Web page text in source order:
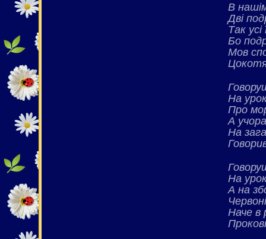
В
Дві
Так
Бо
Мов
На
Про
А
На
На
А на
Наче в